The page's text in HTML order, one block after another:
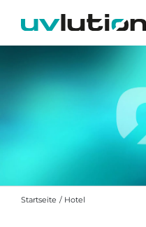
Startseite Hotel